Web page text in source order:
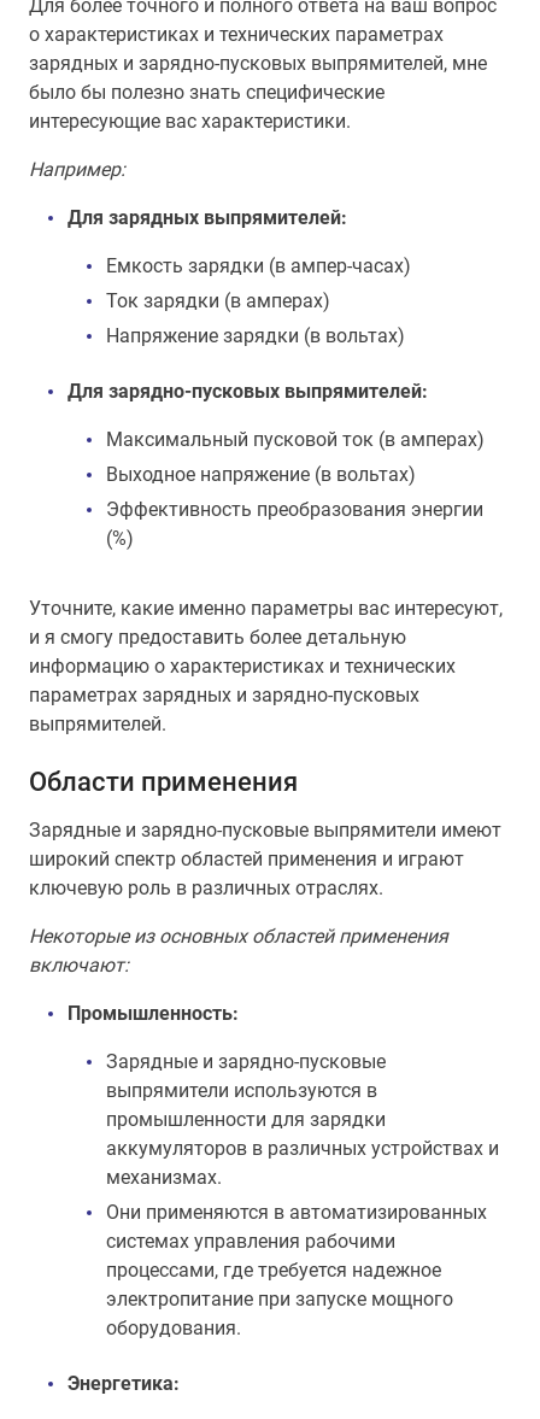
Для более точного и полного ответа на ваш вопрос
о характеристиках и технических параметрах
зарядных и зарядно-пусковых выпрямителей, мне
было бы полезно знать специфические
интересующие вас характеристики.
Например:
Для зарядных выпрямителей:
Емкость зарядки (в ампер-часах)
Ток зарядки (в амперах)
Напряжение зарядки (в вольтах)
Для зарядно-пусковых выпрямителей:
Максимальный пусковой ток (в амперах)
Выходное напряжение (в вольтах)
Эффективность преобразования энергии
(%)
Уточните, какие именно параметры вас интересуют,
и я смогу предоставить более детальную
информацию о характеристиках и технических
параметрах зарядных и зарядно-пусковых
выпрямителей.
Области применения
Зарядные и зарядно-пусковые выпрямители имеют
широкий спектр областей применения и играют
ключевую роль в различных отраслях.
Некоторые из основных областей применения
включают:
Промышленность:
Зарядные и зарядно-пусковые
выпрямители используются в
промышленности для зарядки
аккумуляторов в различных устройствах и
механизмах.
Они применяются в автоматизированных
системах управления рабочими
процессами, где требуется надежное
электропитание при запуске мощного
оборудования.
Энергетика: